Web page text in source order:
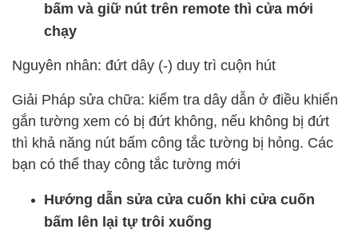
bấm và giữ nút trên remote thì cửa mới
chạy
Nguyên nhân: đứt dây (-) duy trì cuộn hút
Giải Pháp sửa chữa: kiểm tra dây dẫn ở điều khiển
gắn tường xem có bị đứt không, nếu không bị đứt
thì khả năng nút bấm công tắc tường bị hỏng. Các
bạn có thể thay công tắc tường mới
Hướng dẫn sửa cửa cuốn khi cửa cuốn
bấm lên lại tự trôi xuống